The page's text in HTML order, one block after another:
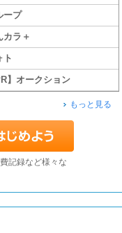
ープ
カラ＋
ト
】オークション
もっと見る
記録など様々な